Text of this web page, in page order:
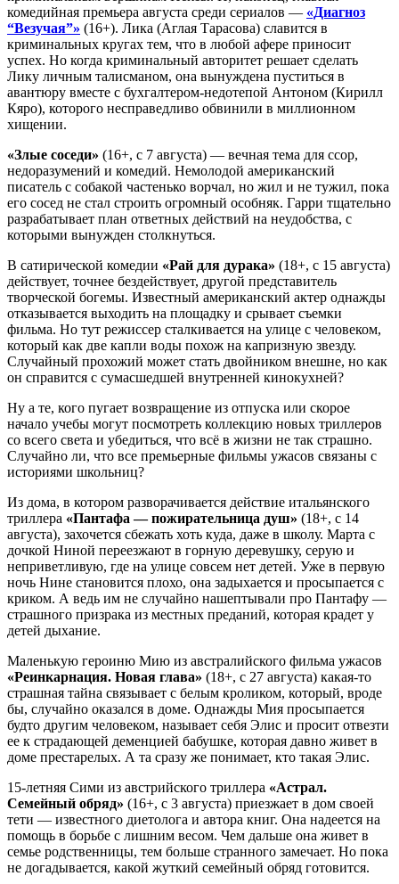
комедийная премьера августа среди сериалов — «Диагноз
“Везучая”» (16+). Лика (Аглая Тарасова) славится в
криминальных кругах тем, что в любой афере приносит
успех. Но когда криминальный авторитет решает сделать
Лику личным талисманом, она вынуждена пуститься в
авантюру вместе с бухгалтером-недотепой Антоном (Кирилл
Кяро), которого несправедливо обвинили в миллионном
хищении.
«Злые соседи» (16+, с 7 августа) — вечная тема для ссор,
недоразумений и комедий. Немолодой американский
писатель с собакой частенько ворчал, но жил и не тужил, пока
его сосед не стал строить огромный особняк. Гарри тщательно
разрабатывает план ответных действий на неудобства, с
которыми вынужден столкнуться.
В сатирической комедии «Рай для дурака» (18+, с 15 августа)
действует, точнее бездействует, другой представитель
творческой богемы. Известный американский актер однажды
отказывается выходить на площадку и срывает съемки
фильма. Но тут режиссер сталкивается на улице с человеком,
который как две капли воды похож на капризную звезду.
Случайный прохожий может стать двойником внешне, но как
он справится с сумасшедшей внутренней кинокухней?
Ну а те, кого пугает возвращение из отпуска или скорое
начало учебы могут посмотреть коллекцию новых триллеров
со всего света и убедиться, что всё в жизни не так страшно.
Случайно ли, что все премьерные фильмы ужасов связаны с
историями школьниц?
Из дома, в котором разворачивается действие итальянского
триллера «Пантафа — пожирательница душ» (18+, с 14
августа), захочется сбежать хоть куда, даже в школу. Марта с
дочкой Ниной переезжают в горную деревушку, серую и
неприветливую, где на улице совсем нет детей. Уже в первую
ночь Нине становится плохо, она задыхается и просыпается с
криком. А ведь им не случайно нашептывали про Пантафу —
страшного призрака из местных преданий, которая крадет у
детей дыхание.
Маленькую героиню Мию из австралийского фильма ужасов
«Реинкарнация. Новая глава» (18+, с 27 августа) какая-то
страшная тайна связывает с белым кроликом, который, вроде
бы, случайно оказался в доме. Однажды Мия просыпается
будто другим человеком, называет себя Элис и просит отвезти
ее к страдающей деменцией бабушке, которая давно живет в
доме престарелых. А та сразу же понимает, кто такая Элис.
15-летняя Сими из австрийского триллера «Астрал.
Семейный обряд» (16+, с 3 августа) приезжает в дом своей
тети — известного диетолога и автора книг. Она надеется на
помощь в борьбе с лишним весом. Чем дальше она живет в
семье родственницы, тем больше странного замечает. Но пока
не догадывается, какой жуткий семейный обряд готовится.